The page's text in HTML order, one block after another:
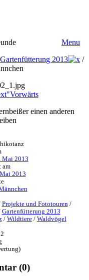
Menu
Gartenfütterung 2013
/
Vorwärts
einen anderen
Mai 2013
am
2013
Projekte und Fototouren /
Gartenfütterung 2013
/ Wildtiere/ Waldvögel
(0)